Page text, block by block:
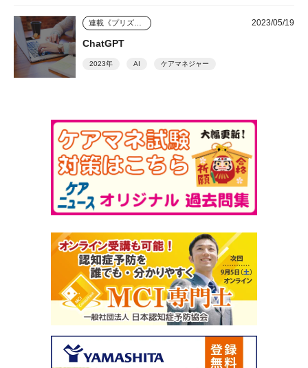
2023/05/19
ChatGPT
2023年 AI ケアマネジャー